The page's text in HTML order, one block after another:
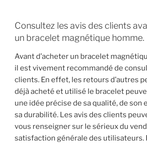
Consultez les avis des clients
un bracelet magnétique homme.
Avant d’acheter un bracelet
il est vivement recommandé de
clients. En effet, les retours d’autres
déjà acheté et utilisé le bracelet
une idée précise de sa qualité, de son
sa durabilité. Les avis des clients
vous renseigner sur le sérieux du
satisfaction générale des utilisateurs.